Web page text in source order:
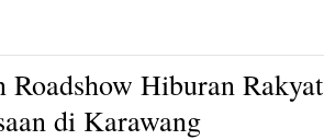
Hiburan Rakyat
di Karawang